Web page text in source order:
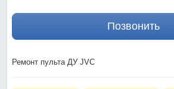
Позвонить
Ремонт пульта ДУ JVC